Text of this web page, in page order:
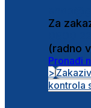
Za
(radno
Pronađi
>
kontrola